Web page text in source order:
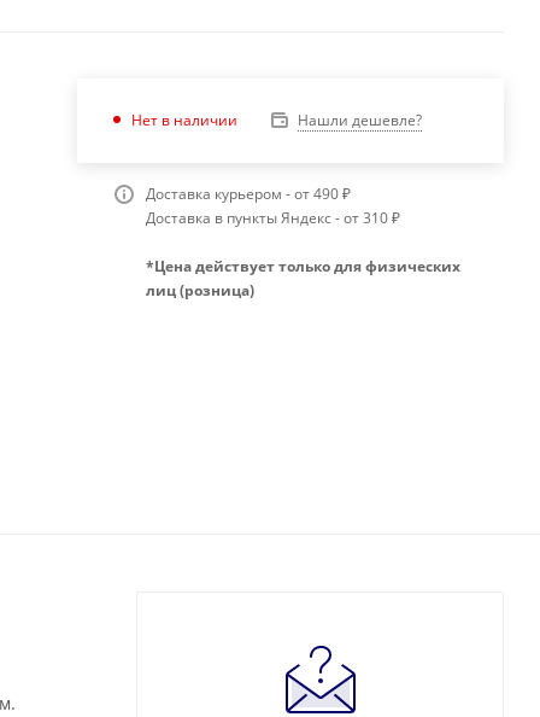
Нет в наличии Нашли дешевле?
Доставка курьером - от 490 ₽
Доставка в пункты Яндекс - от 310 ₽
*Цена действует только для физических
лиц (розница)